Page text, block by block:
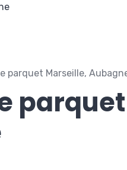
parquet Marseille,